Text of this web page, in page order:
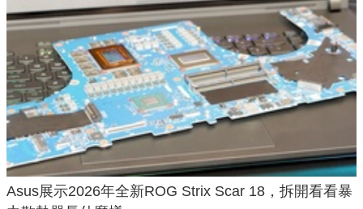
Asus展示2026年全新ROG Strix Scar 18，拆開看看暴